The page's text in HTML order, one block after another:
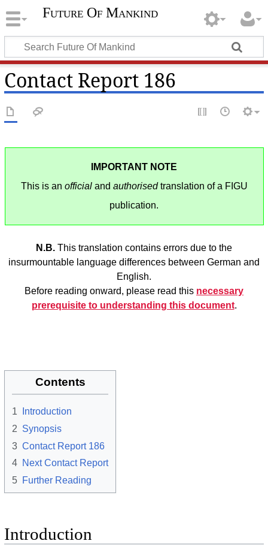
Future Of Mankind
Contact Report 186
IMPORTANT NOTE
This is an officialand authorisedtranslation of a FIGU
publication.
N.B. This translation contains errors due to the
insurmountable language differences between German and
English.
Before reading onward, please read this necessary
prerequisite to understanding this document.
Contents
1
Introduction
2 Synopsis
3 Contact Report 186
4 Next Contact Report
5 Further Reading
Introduction